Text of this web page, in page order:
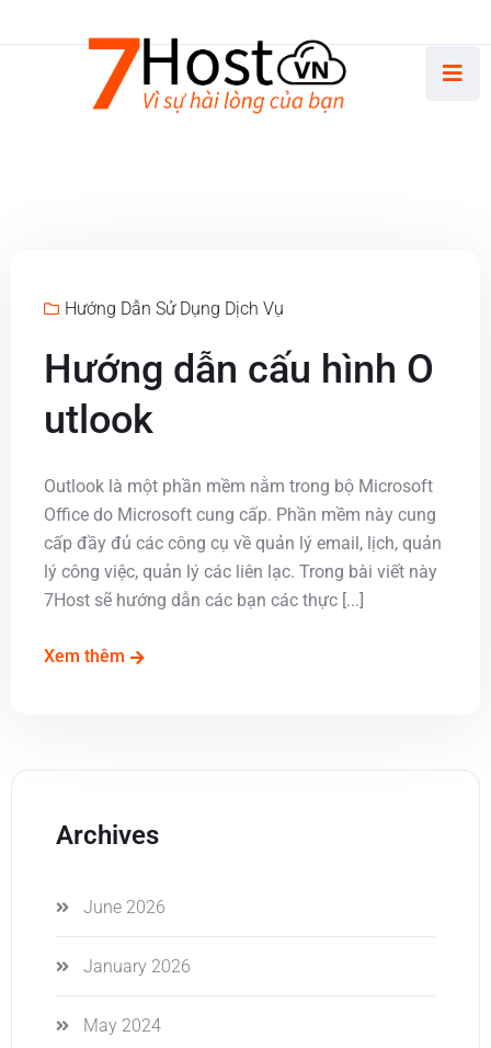
Hướng Dẫn Sử Dụng Dịch Vụ
Hướng dẫn cấu hình O
utlook
Outlook là một phần mềm nằm trong bộ Microsoft
Office do Microsoft cung cấp. Phần mềm này cung
cấp đầy đủ các công cụ về quản lý email, lịch, quản
lý công việc, quản lý các liên lạc. Trong bài viết này
7Host sẽ hướng dẫn các bạn các thực [...]
Xem thêm
Archives
June 2026
January 2026
May 2024